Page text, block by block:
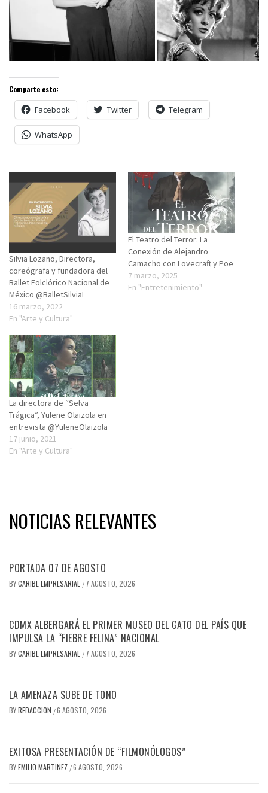
Comparte esto:
Facebook Twitter Telegram
WhatsApp
Silvia Lozano, Directora,
coreógrafa y fundadora del
Ballet Folclórico Nacional de
México @BalletSilviaL
16 marzo, 2022
En "Arte y Cultura"
El Teatro del Terror: La
Conexión de Alejandro
Camacho con Lovecraft y Poe
7 marzo, 2025
En "Entretenimiento"
La directora de “Selva
Trágica”, Yulene Olaizola en
entrevista @YuleneOlaizola
17 junio, 2021
En "Arte y Cultura"
NOTICIAS RELEVANTES
PORTADA 07 DE AGOSTO
BYCARIBE EMPRESARIAL / 7 AGOSTO, 2026
CDMX ALBERGARÁ EL PRIMER MUSEO DEL GATO DEL PAÍS QUE
IMPULSA LA “FIEBRE FELINA” NACIONAL
BYCARIBE EMPRESARIAL / 7 AGOSTO, 2026
LA AMENAZA SUBE DE TONO
BYREDACCION /6 AGOSTO, 2026
EXITOSA PRESENTACIÓN DE “FILMONÓLOGOS”
BYEMILIO MARTINEZ /6 AGOSTO, 2026